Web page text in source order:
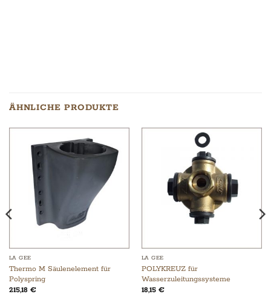
ÄHNLICHE PRODUKTE
LA GEE
Thermo M Säulenelement für
Polyspring
215,18 €
LA GEE
POLYKREUZ für
Wasserzuleitungssysteme
18,15 €